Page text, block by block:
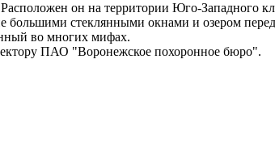
он на территории Юго-Западного
большими стеклянными окнами и озером
во многих мифах.
ПАО "Воронежское похоронное бюро".